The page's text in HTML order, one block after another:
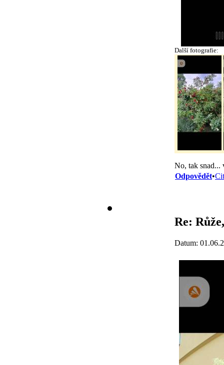
Další fotografie:
No, tak snad...
Odpovědět•
Re:
Datum: